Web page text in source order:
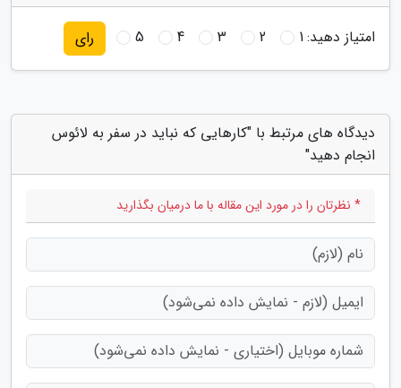
امتیاز دهید:1
2
3
4
5 رای
دیدگاه های مرتبط با "کارهایی که نباید در سفر به لائوس
انجام دهید"
* نظرتان را در مورد این مقاله با ما درمیان بگذارید